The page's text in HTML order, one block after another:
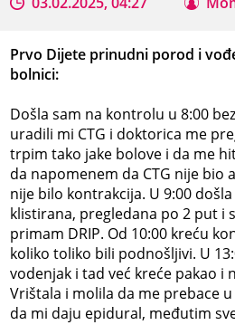
Prvo Dijete prinudni porod i
bolnici:
Došla sam na kontrolu u 8:00
uradili mi CTG i doktorica me
trpim tako jake bolove i da me
da napomenem da CTG nije bio
nije bilo kontrakcija. U 9:00
klistirana, pregledana po 2 put i
primam DRIP. Od 10:00 kreću
koliko toliko bili podnošljivi. U
vodenjak i tad već kreće pakao i
Vrištala i molila da me prebace
da mi daju epidural, međutim